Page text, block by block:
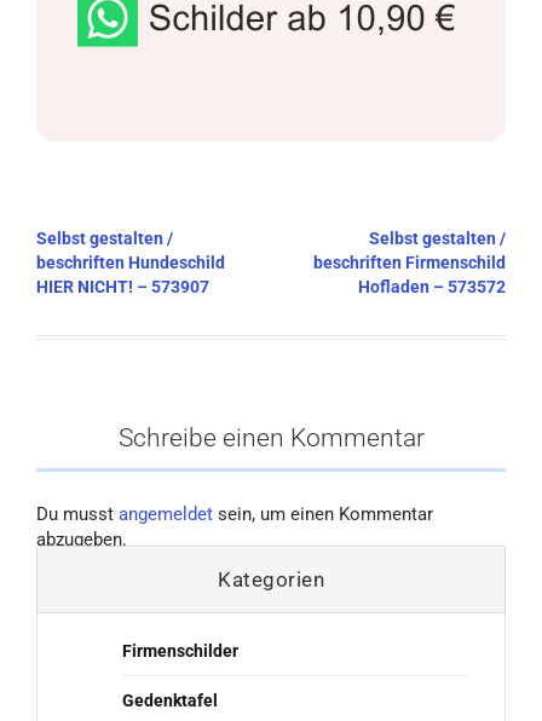
Beitragsnavigation
Selbst gestalten /
beschriften Hundeschild
HIER NICHT! – 573907
Selbst gestalten /
beschriften Firmenschild
Hofladen – 573572
Schreibe einen Kommentar
Du musst angemeldet sein, um einen Kommentar
abzugeben.
Kategorien
Firmenschilder
Gedenktafel